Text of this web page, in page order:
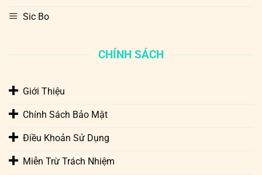
Sic Bo
CHÍNH SÁCH
Giới Thiệu
Chính Sách Bảo Mật
Điều Khoản Sử Dụng
Miễn Trừ Trách Nhiệm